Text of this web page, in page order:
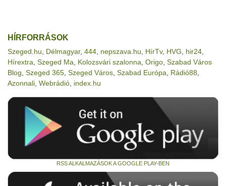
HÍRFORRÁSOK
Szeged.hu Délmagyar, 444 nepszava.hu HírTv, HVG hir24
Hírextra Szeged Ma Kolozsvári szalonna Origo Szabad Város
Blog Szeged 365 Szeged Város Szabad Európa Rádió88
Azonnali Webrádió index.hu
RSS ALKALMAZÁSOK A GOOGLE PLAY-BEN